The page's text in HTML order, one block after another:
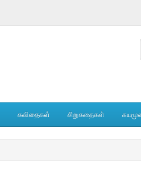
கவிதைகள் சிறுகதைகள்